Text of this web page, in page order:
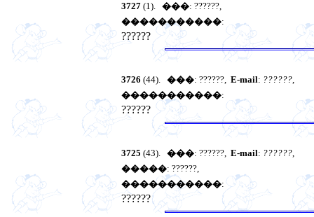
3727 (1). ���: ??????,
�����������:
??????
3726 (44). ���: ??????, E-mail: ??????,
�����������:
??????
3725 (43). ���: ??????, E-mail: ??????,
�����: ??????,
�����������:
??????